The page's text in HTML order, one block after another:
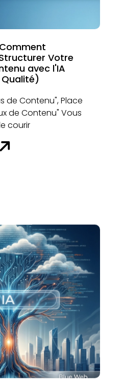
Votre
avec l'IA
de Contenu", Place
de Contenu" Vous
courir
IA pour le